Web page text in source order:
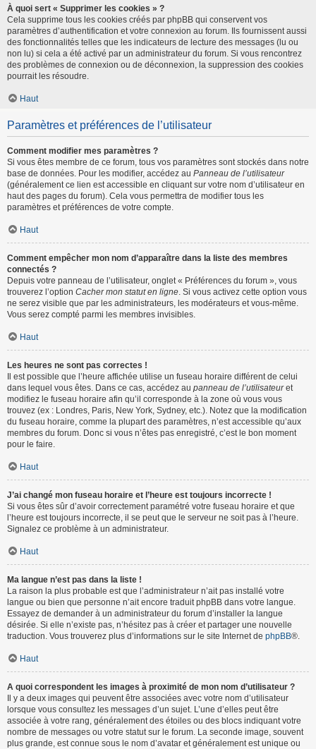
À quoi sert « Supprimer les cookies » ?
Cela supprime tous les cookies créés par phpBB qui conservent vos
paramètres d’authentification et votre connexion au forum. Ils fournissent aussi
des fonctionnalités telles que les indicateurs de lecture des messages (lu ou
non lu) si cela a été activé par un administrateur du forum. Si vous rencontrez
des problèmes de connexion ou de déconnexion, la suppression des cookies
pourrait les résoudre.
Haut
Paramètres et préférences de l’utilisateur
Comment modifier mes paramètres ?
Si vous êtes membre de ce forum, tous vos paramètres sont stockés dans notre
base de données. Pour les modifier, accédez au Panneau de l’utilisateur
(généralement ce lien est accessible en cliquant sur votre nom d’utilisateur en
haut des pages du forum). Cela vous permettra de modifier tous les
paramètres et préférences de votre compte.
Haut
Comment empêcher mon nom d’apparaître dans la liste des membres
connectés ?
Depuis votre panneau de l’utilisateur, onglet « Préférences du forum », vous
trouverez l’option Cacher mon statut en ligne. Si vous activez cette option vous
ne serez visible que par les administrateurs, les modérateurs et vous-même.
Vous serez compté parmi les membres invisibles.
Haut
Les heures ne sont pas correctes !
Il est possible que l’heure affichée utilise un fuseau horaire différent de celui
dans lequel vous êtes. Dans ce cas, accédez au panneau de l’utilisateuret
modifiez le fuseau horaire afin qu’il corresponde à la zone où vous vous
trouvez (ex : Londres, Paris, New York, Sydney, etc.). Notez que la modification
du fuseau horaire, comme la plupart des paramètres, n’est accessible qu’aux
membres du forum. Donc si vous n’êtes pas enregistré, c’est le bon moment
pour le faire.
Haut
J’ai changé mon fuseau horaire et l’heure est toujours incorrecte !
Si vous êtes sûr d’avoir correctement paramétré votre fuseau horaire et que
l’heure est toujours incorrecte, il se peut que le serveur ne soit pas à l’heure.
Signalez ce problème à un administrateur.
Haut
Ma langue n’est pas dans la liste !
La raison la plus probable est que l’administrateur n’ait pas installé votre
langue ou bien que personne n’ait encore traduit phpBB dans votre langue.
Essayez de demander à un administrateur du forum d’installer la langue
désirée. Si elle n’existe pas, n’hésitez pas à créer et partager une nouvelle
traduction. Vous trouverez plus d’informations sur le site Internet de phpBB®.
Haut
A quoi correspondent les images à proximité de mon nom d’utilisateur ?
Il y a deux images qui peuvent être associées avec votre nom d’utilisateur
lorsque vous consultez les messages d’un sujet. L’une d’elles peut être
associée à votre rang, généralement des étoiles ou des blocs indiquant votre
nombre de messages ou votre statut sur le forum. La seconde image, souvent
plus grande, est connue sous le nom d’avatar et généralement est unique ou